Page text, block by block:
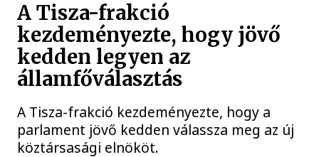
A Tisza-frakció
kezdeményezte, hogy jövő
kedden legyen az
államfőválasztás
A Tisza-frakció kezdeményezte, hogy a
parlament jövő kedden válassza meg az új
köztársasági elnököt.